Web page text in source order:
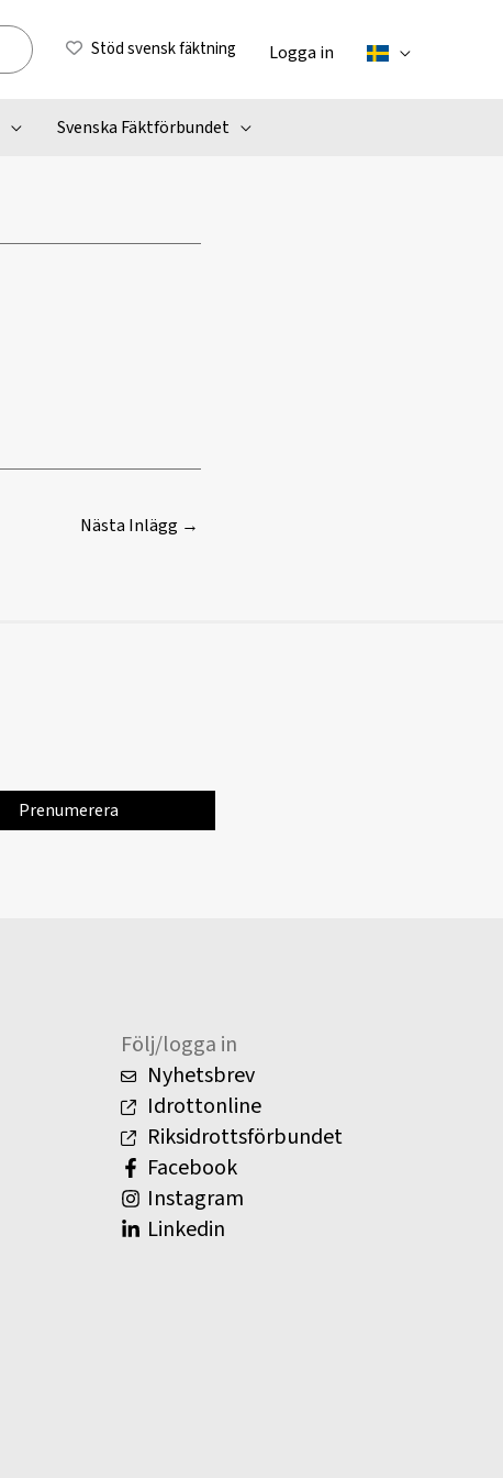
Stöd svensk fäktning Logga in
Svenska Fäktförbundet
Nästa Inlägg →
Följ/logga in
Nyhetsbrev
Idrottonline
Riksidrottsförbundet
Facebook
Instagram
Linkedin